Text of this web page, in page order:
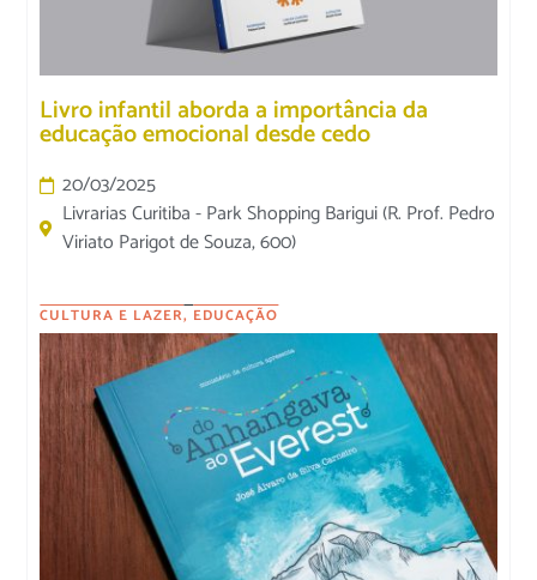
Livro infantil aborda a importância da
educação emocional desde cedo
20/03/2025
Livrarias Curitiba - Park Shopping Barigui (R. Prof. Pedro
Viriato Parigot de Souza, 600)
CULTURA E LAZER, EDUCAÇÃO